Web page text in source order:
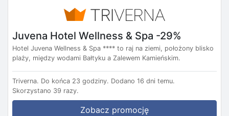
Juvena Hotel Wellness & Spa -29%
Hotel Juvena Wellness & Spa **** to raj na ziemi, położony blisko
plaży, między wodami Bałtyku a Zalewem Kamieńskim.
Triverna. Do końca 23 godziny. Dodano 16 dni temu.
Skorzystano 39 razy.
Zobacz promocję